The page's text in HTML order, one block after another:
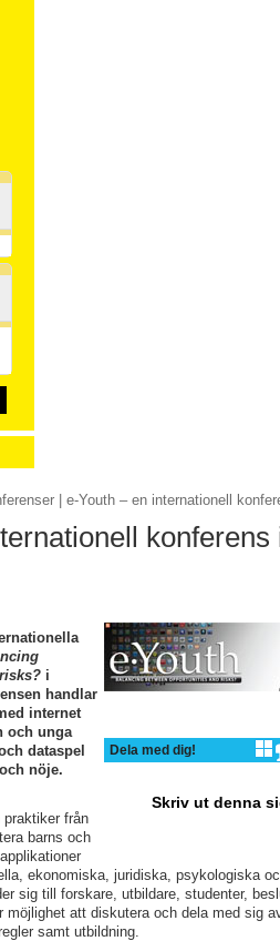
| e-Youth – en internationell
konferens
Dela med dig!
Skriv ut denna
i
handlar
internet
och unga
dataspel
nöje.
praktiker från
barns och
ekonomiska, juridiska, psykologiska
sig till forskare, utbildare, studenter,
möjlighet att diskutera och dela med sig
samt utbildning.